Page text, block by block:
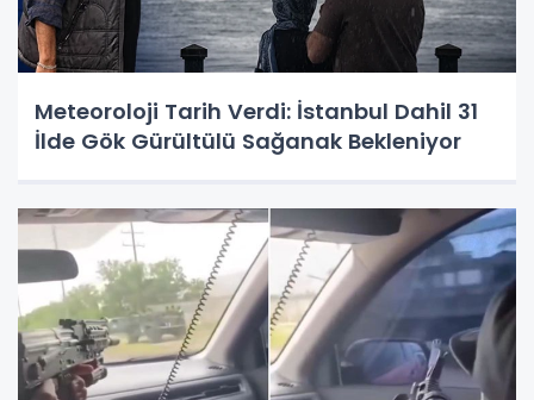
Meteoroloji Tarih Verdi: İstanbul Dahil 31
İlde Gök Gürültülü Sağanak Bekleniyor